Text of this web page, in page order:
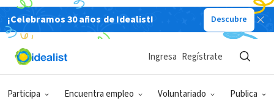
¡Celebramos 30 años de Idealist! Descubre
Participa Encuentra empleo Voluntariado Publica
Ingresa Regístrate
ORGANIZACIÓN SIN FIN DE LUCRO
Mil milenios Argentina